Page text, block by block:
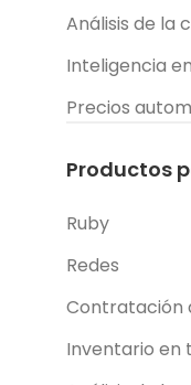
Análisis de la
Inteligencia
Precios
Productos
Ruby
Redes
Contratación
Inventario en